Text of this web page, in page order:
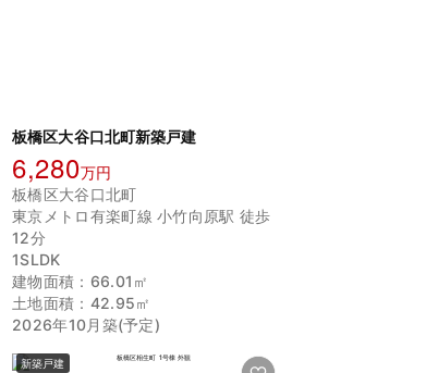
板橋区大谷口北町新築戸建
6,280万円
板橋区大谷口北町
東京メトロ有楽町線 小竹向原駅 徒歩
12分
1SLDK
建物面積：66.01㎡
土地面積：42.95㎡
2026年10月築(予定)
新築戸建